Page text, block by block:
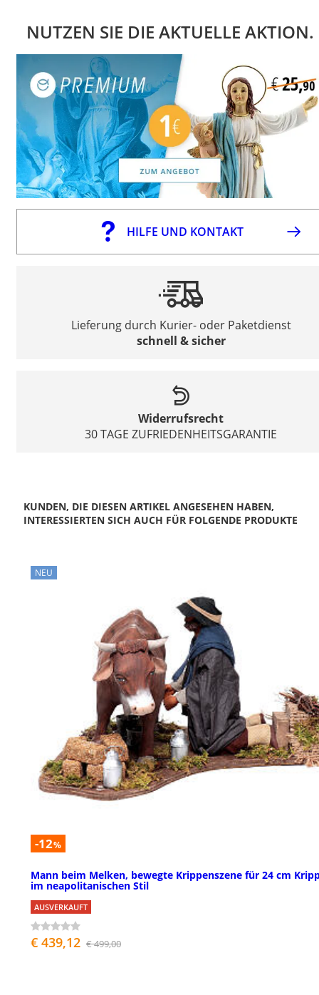
NUTZEN SIE DIE AKTUELLE AKTION.
HILFE UND KONTAKT
Lieferung durch Kurier- oder Paketdienst
schnell & sicher
Widerrufsrecht
30 TAGE ZUFRIEDENHEITSGARANTIE
KUNDEN, DIE DIESEN ARTIKEL ANGESEHEN HABEN,
INTERESSIERTEN SICH AUCH FÜR FOLGENDE PRODUKTE
NEU
-12%
Mann beim Melken, bewegte Krippenszene für 24 cm
im neapolitanischen Stil
AUSVERKAUFT
€ 439,12 € 499,00